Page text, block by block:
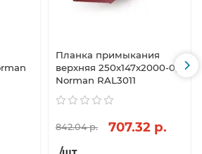
Планка примыкания
верхняя 250х147х2000-0,5
Norman RAL3011
842.04 р. 707.32 р.